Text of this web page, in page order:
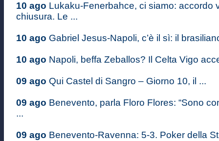
10 ago Lukaku-Fenerbahce, ci siamo: accordo
chiusura. Le ...
10 ago Gabriel Jesus-Napoli, c’è il sì: il
10 ago Napoli, beffa Zeballos? Il Celta Vigo
09 ago Qui Castel di Sangro – Giorno 10, il ...
09 ago Benevento, parla Floro Flores: “Sono
...
09 ago Benevento-Ravenna: 5-3. Poker della